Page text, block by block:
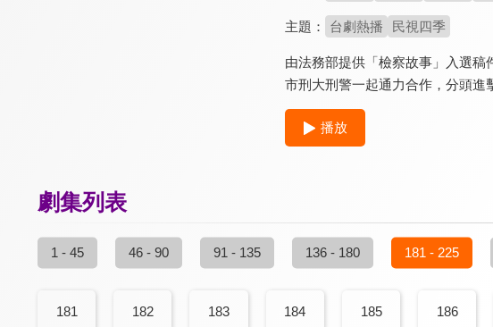
主題： 台劇熱播 民視四季
由法務部提供「檢察故事」入選
市刑大刑警一起通力合作，分頭進
播放
劇集列表
1 - 45 46 - 90 91 - 135 136 - 180 181 - 225
181 182 183 184 185 186